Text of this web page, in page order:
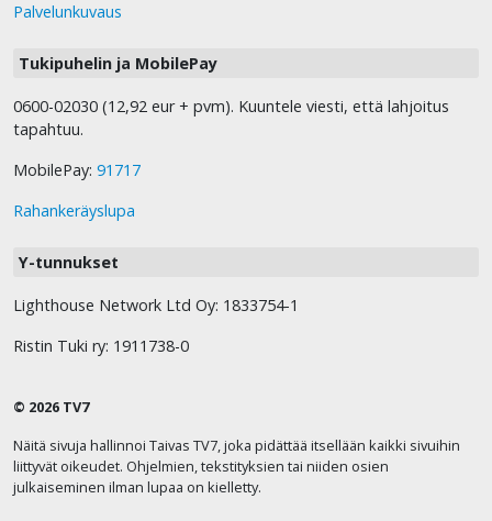
Palvelunkuvaus
Tukipuhelin ja MobilePay
0600-02030 (12,92 eur + pvm). Kuuntele viesti, että lahjoitus
tapahtuu.
MobilePay: 91717
Rahankeräyslupa
Y-tunnukset
Lighthouse Network Ltd Oy: 1833754-1
Ristin Tuki ry: 1911738-0
© 2026 TV7
Näitä sivuja hallinnoi Taivas TV7, joka pidättää itsellään kaikki sivuihin
liittyvät oikeudet. Ohjelmien, tekstityksien tai niiden osien
julkaiseminen ilman lupaa on kielletty.